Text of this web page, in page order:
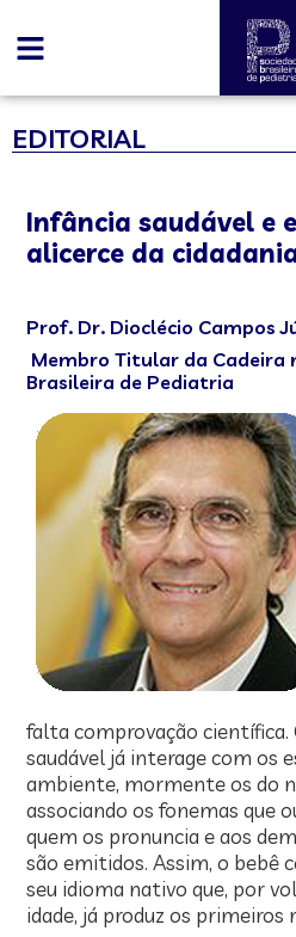
EDITORIAL
Infância saudável e
alicerce da
Prof. Dr. Dioclécio Campos
Membro Titular da Cadeira
Brasileira de Pediatria
falta comprovação
saudável já interage com os
ambiente, mormente os do
associando os fonemas que
quem os pronuncia e aos
são emitidos. Assim, o bebê
seu idioma nativo que, por
idade, já produz os primeiros